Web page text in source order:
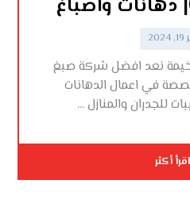
نعد افضل شركة صبغ
في اعمال الدهانات
للجدران والمنازل ...
اقرأ أكثر